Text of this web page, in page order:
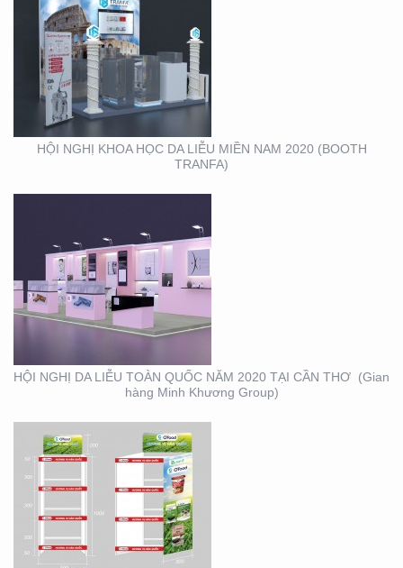
HỘI NGHỊ KHOA HỌC DA LIỄU MIỀN NAM 2020 (BOOTH
TRANFA)
HỘI NGHỊ DA LIỄU
TOÀN QUỐC NĂM 2020
TẠI CẦN THƠ (GIAN
HÀNG MINH KHƯƠNG
GROUP)
HỘI NGHỊ DA LIỄU TOÀN QUỐC NĂM 2020 TẠI CẦN THƠ (Gian
hàng Minh Khương Group)
THIẾT KẾ – THI CÔNG
KỆ TRƯNG BÀY SẢN
PHẨM O’FOOD
THIẾT KẾ SẢN XUẤT
LỊCH TẾT KIM PHONG